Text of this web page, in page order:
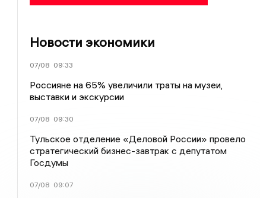
Новости экономики
07/08 09:33
Россияне на 65% увеличили траты на музеи,
выставки и экскурсии
07/08 09:30
Тульское отделение «Деловой России» провело
стратегический бизнес-завтрак с депутатом
Госдумы
07/08 09:07